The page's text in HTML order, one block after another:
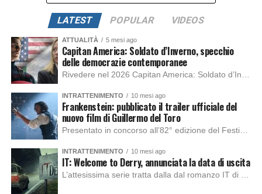
LATEST POPULAR VIDEOS
ATTUALITÀ 5 mesi ago
Capitan America: Soldato d’Inverno, specchio
delle democrazie contemporanee
Rivedere nel 2026 Capitan America: Soldato d’Inverno, fa notare elementi delle democrazie moderne attuali che presentano un impatto diretto con il pubblico e il richiamo della forza di volontà e il pensiero critico del singolo. Captain America: Soldato d’Inverno (Captain America: The Winter Soldier nella versione originale) è il secondo film del supereroe della Marvel […]
INTRATTENIMENTO 10 mesi ago
Frankenstein: pubblicato il trailer ufficiale del
nuovo film di Guillermo del Toro
Presentato in concorso all’82° edizione del Festival del Cinema di Venezia, con l’impeccabile interpretazione di Oscar Isaac, Jacob Elordi, Mia Goth e Christoph Waltz, è stato pubblicato il trailer finale della nuova trasposizione cinematografica di Frankenstein firmata dal regista Guillermo del Toro. Sarà disponibile in anteprima nei cinema selezionati dal 22 ottobre e sulla piattaforma […]
INTRATTENIMENTO 10 mesi ago
IT: Welcome to Derry, annunciata la data di uscita
L’attesissima serie tratta dalla dal romanzo IT di Stephen King, arriverà anche in Italia, molto prima del previsto, dato che nei giorni precedenti HBO Max ha rivelato la data di uscita negli Stati Uniti, è giunto il momento anche per l’Italia. La nuova serie drammatica creata dal regista Andy Muschietti, basata sul romanzo best seller […]